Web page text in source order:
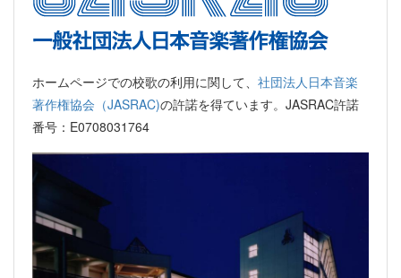
ホームページでの校歌の利用に関して、 社団法人日本音楽
著作権協会（JASRAC)の許諾を得ています。JASRAC許諾
番号：E0708031764